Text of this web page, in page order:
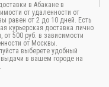
в Абакане в
от удаленности от
равен от 2 до 10 дней. Есть
курьерская доставка лично
от 500 руб. в зависимости
от Москвы.
выберете удобный
выдачи в вашем городе на